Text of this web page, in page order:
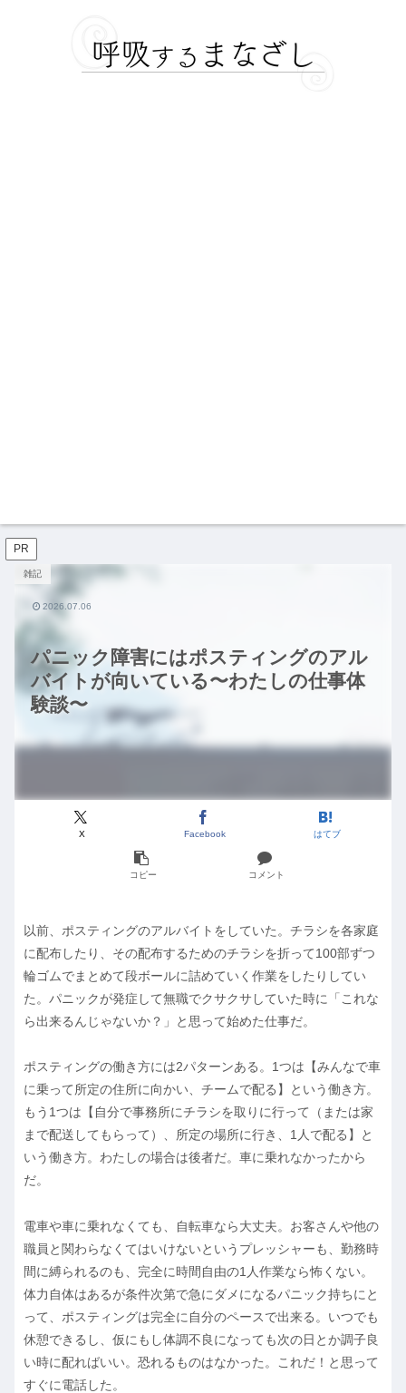
PR
パニック障害にはポスティングのアル
バイトが向いている〜わたしの仕事体
験談〜
雑記
X Facebook はてブ
コピー コメント
2026.07.06
以前、ポスティングのアルバイトをしていた。チラシを各家庭
に配布したり、その配布するためのチラシを折って100部ずつ
輪ゴムでまとめて段ボールに詰めていく作業をしたりしてい
た。パニックが発症して無職でクサクサしていた時に「これな
ら出来るんじゃないか？」と思って始めた仕事だ。
ポスティングの働き方には2パターンある。1つは【みんなで車
に乗って所定の住所に向かい、チームで配る】という働き方。
もう1つは【自分で事務所にチラシを取りに行って（または家
まで配送してもらって）、所定の場所に行き、1人で配る】と
いう働き方。わたしの場合は後者だ。車に乗れなかったから
だ。
電車や車に乗れなくても、自転車なら大丈夫。お客さんや他の
職員と関わらなくてはいけないというプレッシャーも、勤務時
間に縛られるのも、完全に時間自由の1人作業なら怖くない。
体力自体はあるが条件次第で急にダメになるパニック持ちにと
って、ポスティングは完全に自分のペースで出来る。いつでも
休憩できるし、仮にもし体調不良になっても次の日とか調子良
い時に配ればいい。恐れるものはなかった。これだ！と思って
すぐに電話した。